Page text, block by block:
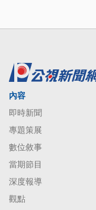
內容
即時新聞
專題策展
數位敘事
當期節目
深度報導
觀點